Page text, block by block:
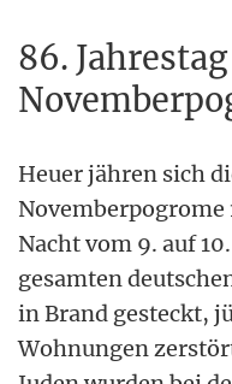
86.
Heuer jähren sich
Novemberpogrome
Nacht vom 9. auf
gesamten
in Brand gesteckt,
Wohnungen